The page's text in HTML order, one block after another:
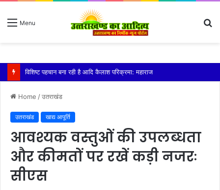
Menu
तेज बारिश से धर्मनगरी हरिद्वार हुई पानी-पानी
Home /उतराखंड
उतराखंड खाद्य आपूर्ति
आवश्यक वस्तुओं की उपलब्धता
और कीमतों पर रखें कड़ी नजरः
सीएस